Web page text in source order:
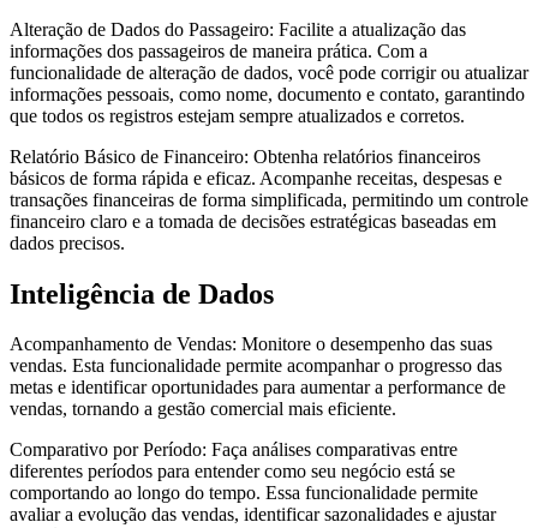
Alteração de Dados do Passageiro: Facilite a atualização das
informações dos passageiros de maneira prática. Com a
funcionalidade de alteração de dados, você pode corrigir ou atualizar
informações pessoais, como nome, documento e contato, garantindo
que todos os registros estejam sempre atualizados e corretos.
Relatório Básico de Financeiro: Obtenha relatórios financeiros
básicos de forma rápida e eficaz. Acompanhe receitas, despesas e
transações financeiras de forma simplificada, permitindo um controle
financeiro claro e a tomada de decisões estratégicas baseadas em
dados precisos.
Inteligência de Dados
Acompanhamento de Vendas: Monitore o desempenho das suas
vendas. Esta funcionalidade permite acompanhar o progresso das
metas e identificar oportunidades para aumentar a performance de
vendas, tornando a gestão comercial mais eficiente.
Comparativo por Período: Faça análises comparativas entre
diferentes períodos para entender como seu negócio está se
comportando ao longo do tempo. Essa funcionalidade permite
avaliar a evolução das vendas, identificar sazonalidades e ajustar